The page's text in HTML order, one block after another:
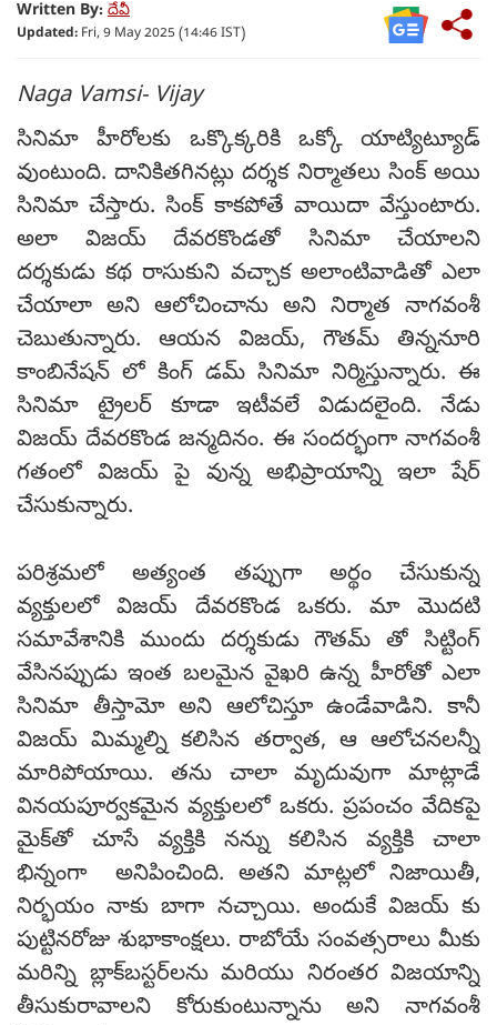
Written By: దేవీ
Updated: Fri, 9 May 2025 (14:46 IST)
Naga Vamsi- Vijay
సినిమా హీరోలకు ఒక్కొక్కరికి ఒక్కో యాట్యిట్యూడ్
వుంటుంది. దానికితగినట్లు దర్శక నిర్మాతలు సింక్ అయి
సినిమా చేస్తారు. సింక్ కాకపోతే వాయిదా వేస్తుంటారు.
అలా విజయ్ దేవరకొండతో సినిమా చేయాలని
దర్శకుడు కథ రాసుకుని వచ్చాక అలాంటివాడితో ఎలా
చేయాలా అని ఆలోచించాను అని నిర్మాత నాగవంశీ
చెబుతున్నారు. ఆయన విజయ్, గౌతమ్ తిన్ననూరి
కాంబినేషన్ లో కింగ్ డమ్ సినిమా నిర్మిస్తున్నారు. ఈ
సినిమా ట్రైలర్ కూడా ఇటీవలే విడుదలైంది. నేడు
విజయ్ దేవరకొండ జన్మదినం. ఈ సందర్భంగా నాగవంశీ
గతంలో విజయ్ పై వున్న అభిప్రాయాన్ని ఇలా షేర్
చేసుకున్నారు.
పరిశ్రమలో అత్యంత తప్పుగా అర్థం చేసుకున్న
వ్యక్తులలో విజయ్ దేవరకొండ ఒకరు. మా మొదటి
సమావేశానికి ముందు దర్శకుడు గౌతమ్ తో సిట్టింగ్
వేసినప్పుడు ఇంత బలమైన వైఖరి ఉన్న హీరోతో ఎలా
సినిమా తీస్తామో అని ఆలోచిస్తూ ఉండేవాడిని. కానీ
విజయ్ మిమ్మల్ని కలిసిన తర్వాత, ఆ ఆలోచనలన్నీ
మారిపోయాయి. తను చాలా మృదువుగా మాట్లాడే
వినయపూర్వకమైన వ్యక్తులలో ఒకరు. ప్రపంచం వేదికపై
మైక్‌తో చూసే వ్యక్తికి నన్ను కలిసిన వ్యక్తికి చాలా
భిన్నంగా అనిపించింది. అతని మాట్లలో నిజాయితీ,
నిర్భయం నాకు బాగా నచ్చాయి. అందుకే విజయ్ కు
పుట్టినరోజు శుభాకాంక్షలు. రాబోయే సంవత్సరాలు మీకు
మరిన్ని బ్లాక్‌బస్టర్‌లను మరియు నిరంతర విజయాన్ని
తీసుకురావాలని కోరుకుంటున్నాను అని నాగవంశీ